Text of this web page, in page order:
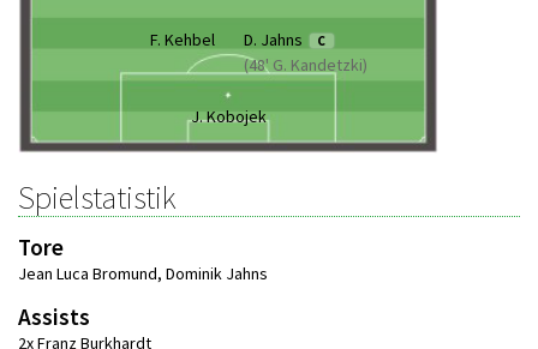
F. Kehbel D. Jahns C
(48' G. Kandetzki)
J. Kobojek
Spielstatistik
Tore
Jean Luca Bromund, Dominik Jahns
Assists
2x Franz Burkhardt